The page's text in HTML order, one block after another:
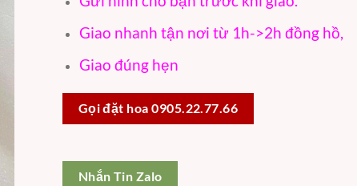
Giao nhanh tận nơi từ 1h->2h đồng hồ,
Giao đúng hẹn
Gọi đặt hoa 0905.22.77.66
Nhắn Tin Zalo